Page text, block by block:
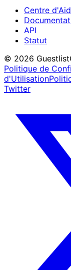
Centre
API
Statut
© 2026
Politique de
d'Utilisation
Twitter